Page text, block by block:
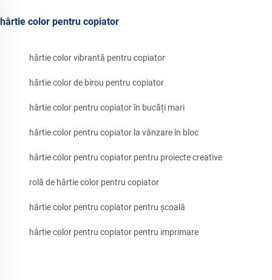
hârtie color pentru copiator
hârtie color vibrantă pentru copiator
hârtie color de birou pentru copiator
hârtie color pentru copiator în bucăți mari
hârtie color pentru copiator la vânzare în bloc
hârtie color pentru copiator pentru proiecte creative
rolă de hârtie color pentru copiator
hârtie color pentru copiator pentru școală
hârtie color pentru copiator pentru imprimare